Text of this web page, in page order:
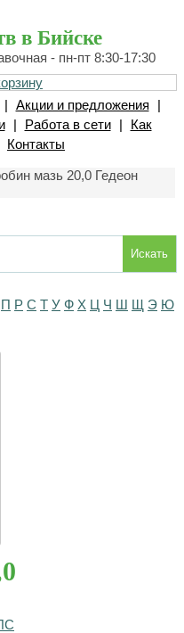
в Бийске
- пн-пт 8:30-17:30
| Акции и предложения
|
| Работа в сети |
Как
Контакты
мазь 20,0 Гедеон
Искать
П Р С Т У Ф Х Ц Ч Ш Щ Э Ю